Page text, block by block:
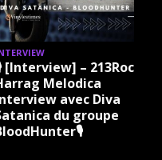
[Interview] – 213Rock
Melodica
avec Diva
du groupe